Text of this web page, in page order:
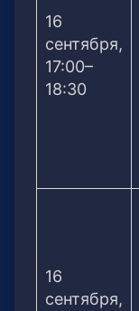
16
сентября,
17:00–
18:30
16
сентября,